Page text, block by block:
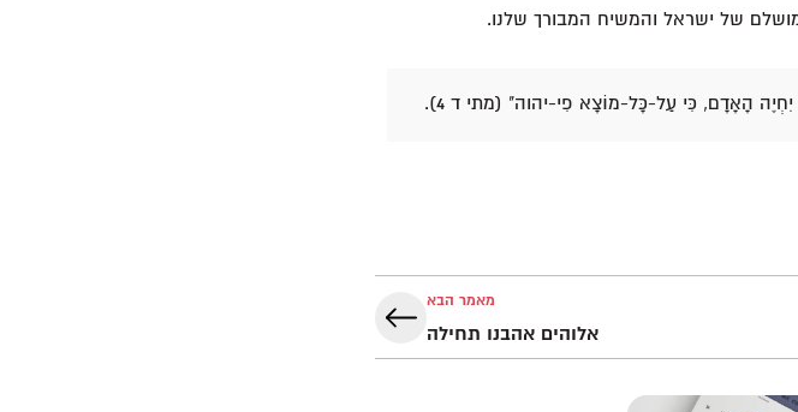
של ישראל והמשיח המבורך שלנו.
הָאָדָם, כִּי עַל-כָּל-מוֹצָא פִי-יהוה" (מתי ד 4).
מאמר הבא
אלוהים אהבנו תחילה